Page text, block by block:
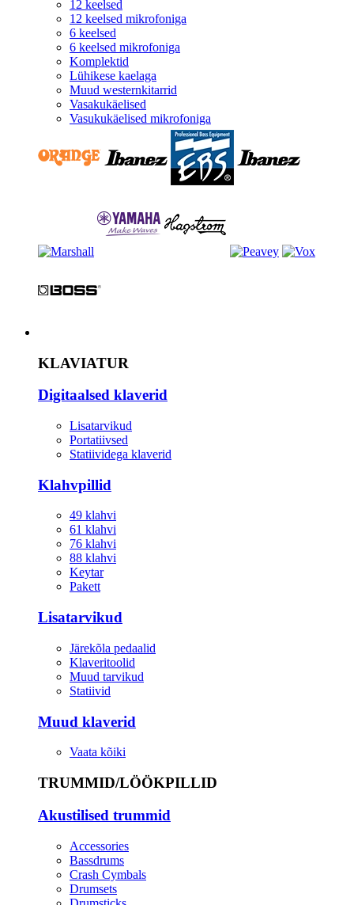
12 keelsed
12 keelsed mikrofoniga
6 keelsed
6 keelsed mikrofoniga
Komplektid
Lühikese kaelaga
Muud westernkitarrid
Vasakukäelised
Vasukukäelised mikrofoniga
KLAVIATUR
Digitaalsed klaverid
Lisatarvikud
Portatiivsed
Statiividega klaverid
Klahvpillid
49 klahvi
61 klahvi
76 klahvi
88 klahvi
Keytar
Pakett
Lisatarvikud
Järekõla pedaalid
Klaveritoolid
Muud tarvikud
Statiivid
Muud klaverid
Vaata kõiki
TRUMMID/LÖÖKPILLID
Akustilised trummid
Accessories
Bassdrums
Crash Cymbals
Drumsets